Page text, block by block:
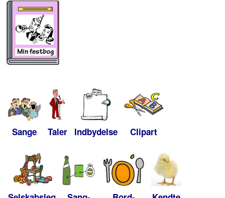
Sange Taler Indbydelse Clipart